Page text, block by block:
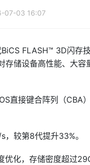
07-03 16:07
FLASH™ 3D闪存
存储设备高性能、大
直接键合阵列（CBA
较第8代提升33%。
优化，存储密度超过